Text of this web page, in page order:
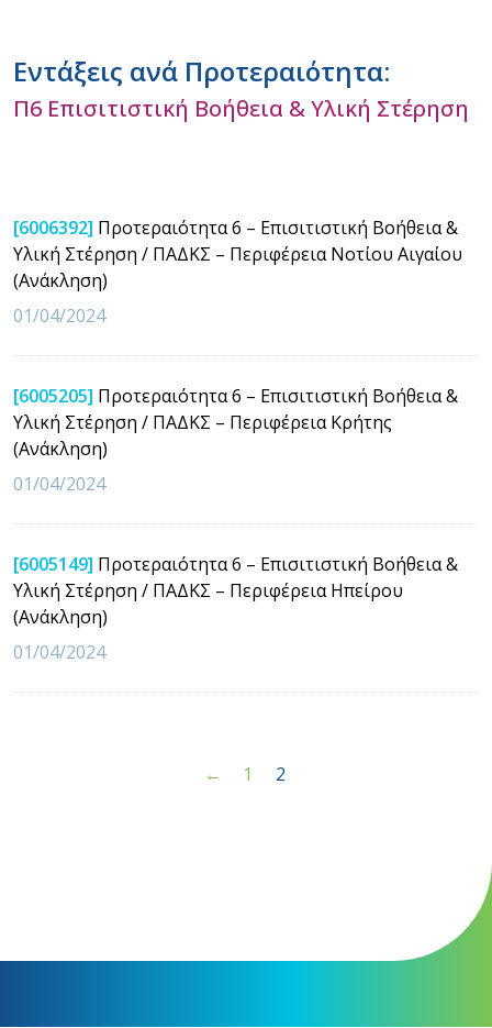
Εντάξεις ανά Προτεραιότητα:
Π6 Επισιτιστική Βοήθεια & Υλική Στέρηση
[6006392] Προτεραιότητα 6 – Επισιτιστική Βοήθεια &
Υλική Στέρηση / ΠΑΔΚΣ – Περιφέρεια Νοτίου Αιγαίου
(Ανάκληση)
01/04/2024
[6005205] Προτεραιότητα 6 – Επισιτιστική Βοήθεια &
Υλική Στέρηση / ΠΑΔΚΣ – Περιφέρεια Κρήτης
(Ανάκληση)
01/04/2024
[6005149] Προτεραιότητα 6 – Επισιτιστική Βοήθεια &
Υλική Στέρηση / ΠΑΔΚΣ – Περιφέρεια Ηπείρου
(Ανάκληση)
01/04/2024
← 1 2